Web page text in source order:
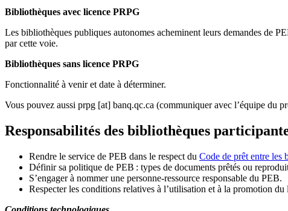
Bibliothèques avec licence PRPG
Les bibliothèques publiques autonomes acheminent leurs demandes de
par cette voie.
Bibliothèques sans licence PRPG
Fonctionnalité à venir et date à déterminer.
Vous pouvez aussi prpg [at] banq.qc.ca (communiquer avec l’équipe du
Responsabilités des bibliothèques
Rendre le service de PEB dans le respect du Code de prêt entre les
Définir sa politique de PEB : types de documents prêtés ou
S’engager à nommer une personne-ressource responsable du PEB.
Respecter les conditions relatives à l’utilisation et à la promotion du